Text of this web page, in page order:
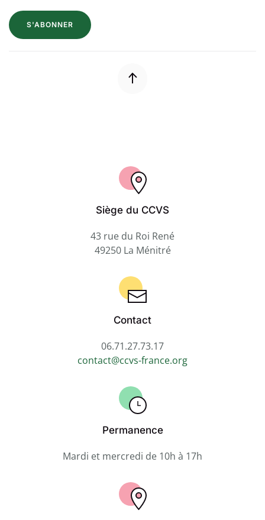
S'ABONNER
Siège du CCVS
43 rue du Roi René
49250 La Ménitré
Contact
06.71.27.73.17
contact@ccvs-france.org
Permanence
Mardi et mercredi de 10h à 17h